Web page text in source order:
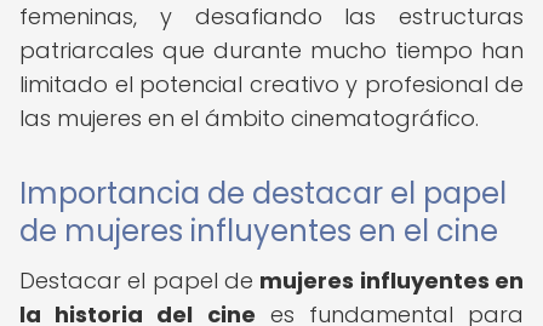
femeninas, y desafiando las estructuras
patriarcales que durante mucho tiempo han
limitado el potencial creativo y profesional de
las mujeres en el ámbito cinematográfico.
Importancia de destacar el papel
de mujeres influyentes en el cine
Destacar el papel de mujeres influyentes en
la historia del cine es fundamental para